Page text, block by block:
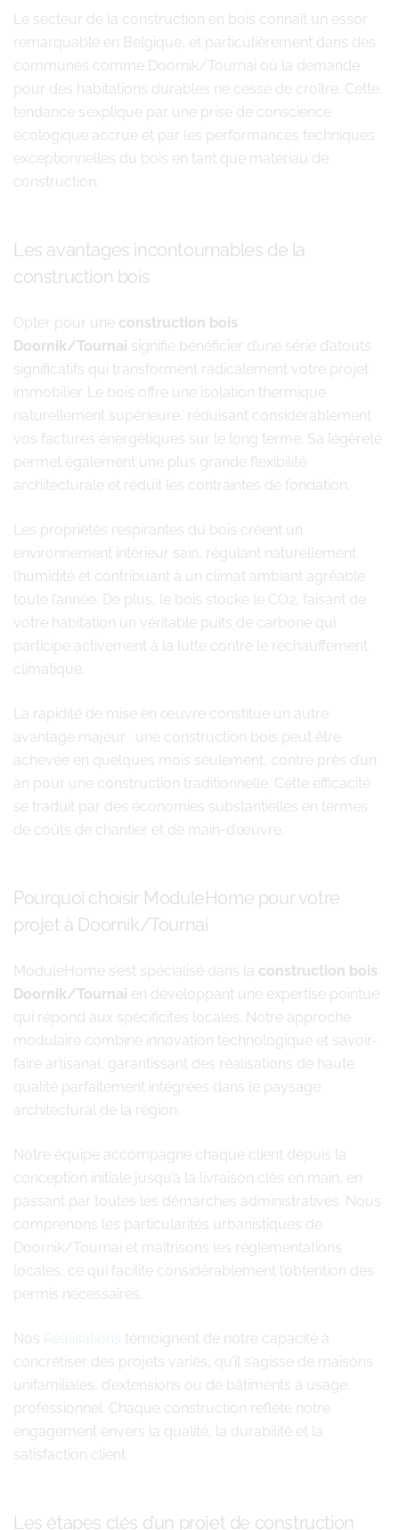
Le secteur de la construction en bois connaît un essor
remarquable en Belgique, et particulièrement dans des
communes comme Doornik/Tournai où la demande
pour des habitations durables ne cesse de croître. Cette
tendance s’explique par une prise de conscience
écologique accrue et par les performances techniques
exceptionnelles du bois en tant que matériau de
construction.
Les avantages incontournables de la
construction bois
Opter pour une construction bois
Doornik/Tournai signifie bénéficier d’une série d’atouts
significatifs qui transforment radicalement votre projet
immobilier. Le bois offre une isolation thermique
naturellement supérieure, réduisant considérablement
vos factures énergétiques sur le long terme. Sa légèreté
permet également une plus grande flexibilité
architecturale et réduit les contraintes de fondation.
Les propriétés respirantes du bois créent un
environnement intérieur sain, régulant naturellement
l’humidité et contribuant à un climat ambiant agréable
toute l’année. De plus, le bois stocke le CO2, faisant de
votre habitation un véritable puits de carbone qui
participe activement à la lutte contre le réchauffement
climatique.
La rapidité de mise en œuvre constitue un autre
avantage majeur : une construction bois peut être
achevée en quelques mois seulement, contre près d’un
an pour une construction traditionnelle. Cette efficacité
se traduit par des économies substantielles en termes
de coûts de chantier et de main-d’œuvre.
Pourquoi choisir ModuleHome pour votre
projet à Doornik/Tournai
ModuleHome s’est spécialisé dans la construction bois
Doornik/Tournai en développant une expertise pointue
qui répond aux spécificités locales. Notre approche
modulaire combine innovation technologique et savoir-
faire artisanal, garantissant des réalisations de haute
qualité parfaitement intégrées dans le paysage
architectural de la région.
Notre équipe accompagne chaque client depuis la
conception initiale jusqu’à la livraison clés en main, en
passant par toutes les démarches administratives. Nous
comprenons les particularités urbanistiques de
Doornik/Tournai et maîtrisons les réglementations
locales, ce qui facilite considérablement l’obtention des
permis nécessaires.
Nos Réalisations témoignent de notre capacité à
concrétiser des projets variés, qu’il s’agisse de maisons
unifamiliales, d’extensions ou de bâtiments à usage
professionnel. Chaque construction reflète notre
engagement envers la qualité, la durabilité et la
satisfaction client.
Les étapes clés d’un projet de construction